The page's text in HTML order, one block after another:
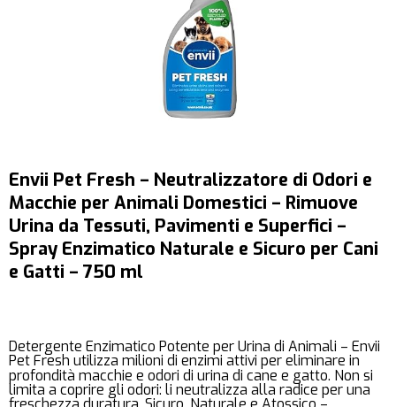
Envii Pet Fresh – Neutralizzatore di Odori e
Macchie per Animali Domestici – Rimuove
Urina da Tessuti, Pavimenti e Superfici –
Spray Enzimatico Naturale e Sicuro per Cani
e Gatti – 750 ml
Detergente Enzimatico Potente per Urina di Animali – Envii
Pet Fresh utilizza milioni di enzimi attivi per eliminare in
profondità macchie e odori di urina di cane e gatto. Non si
limita a coprire gli odori: li neutralizza alla radice per una